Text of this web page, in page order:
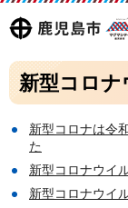
鹿児島
市
マグ
マシ
ティ
鹿児
島市
新型コロナ
新型コロナは令
た
新型コロナウイ
新型コロナウイ